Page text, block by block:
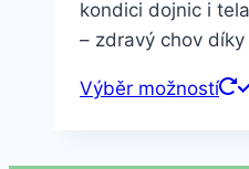
kondici dojnic i
– zdravý chov
Výběr možností